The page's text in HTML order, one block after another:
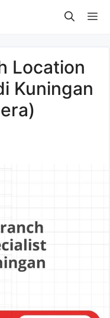
Location
Kuningan